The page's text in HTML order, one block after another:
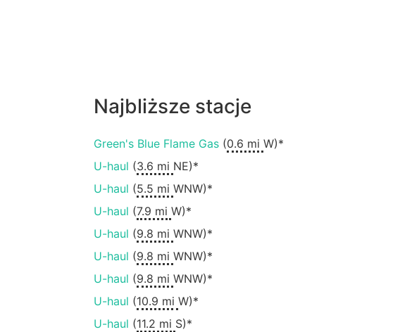
Najbliższe stacje
Green's Blue Flame Gas(0.6 mi W)*
U-haul (3.6 mi NE)*
U-haul (5.5 mi WNW)*
U-haul (7.9 mi W)*
U-haul (9.8 mi WNW)*
U-haul (9.8 mi WNW)*
U-haul (9.8 mi WNW)*
U-haul (10.9 mi W)*
U-haul (11.2 mi S)*